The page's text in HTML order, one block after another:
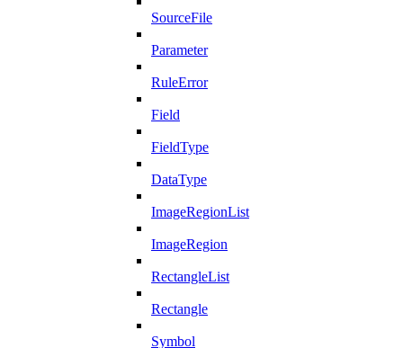
SourceFile
Parameter
RuleError
Field
FieldType
DataType
ImageRegionList
ImageRegion
RectangleList
Rectangle
Symbol